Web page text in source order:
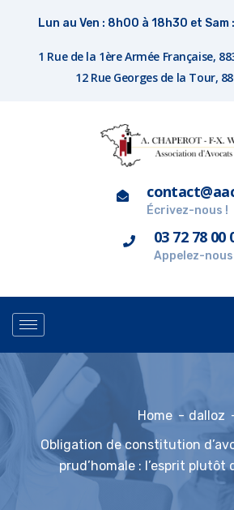
Lun au Ven : 8h00 à 18h30 et
1 Rue de la 1ère Armée Française,
12 Rue Georges de la Tour,
Écrivez-nous !
03 72 78 00
Appelez-nous
Home
dalloz
Obligation de constitution
prud’homale : l’esprit plutôt